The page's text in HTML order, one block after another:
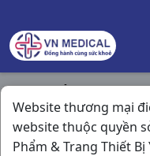
Website thương mại
website thuộc quyền
Phẩm & Trang Thiết Bị
Trang chủ / Tim
Fenostad 200mg